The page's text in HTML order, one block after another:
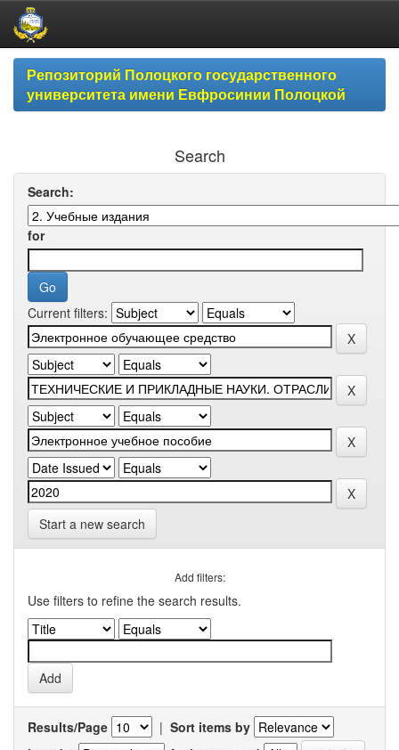
Skip
navigationРепозиторий Полоцкого государственного
университета имени Евфросинии Полоцкой
Search
Search:
for
Current filters:
Start a new search
Add filters:
Use filters to refine the search results.
Results/Page | Sort items by